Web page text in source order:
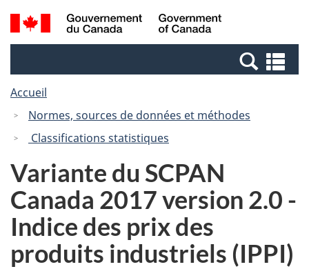
Passer
au
Passer
à
Canada
Recherche
et
et
Accueil
Normes, sources de données et méthodes
Classifications statistiques
Variante du SCPAN
Canada 2017 version 2.0 -
Indice des prix des
produits industriels (IPPI)